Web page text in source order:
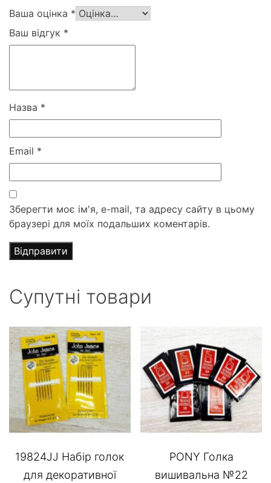
Ваша оцінка *
Ваш відгук *
Назва *
Email *
Зберегти моє ім'я, e-mail, та адресу сайту в цьому
браузері для моїх подальших коментарів.
Супутні товари
19824JJ Набір голок
для декоративної
PONY Голка
вишивальна №22